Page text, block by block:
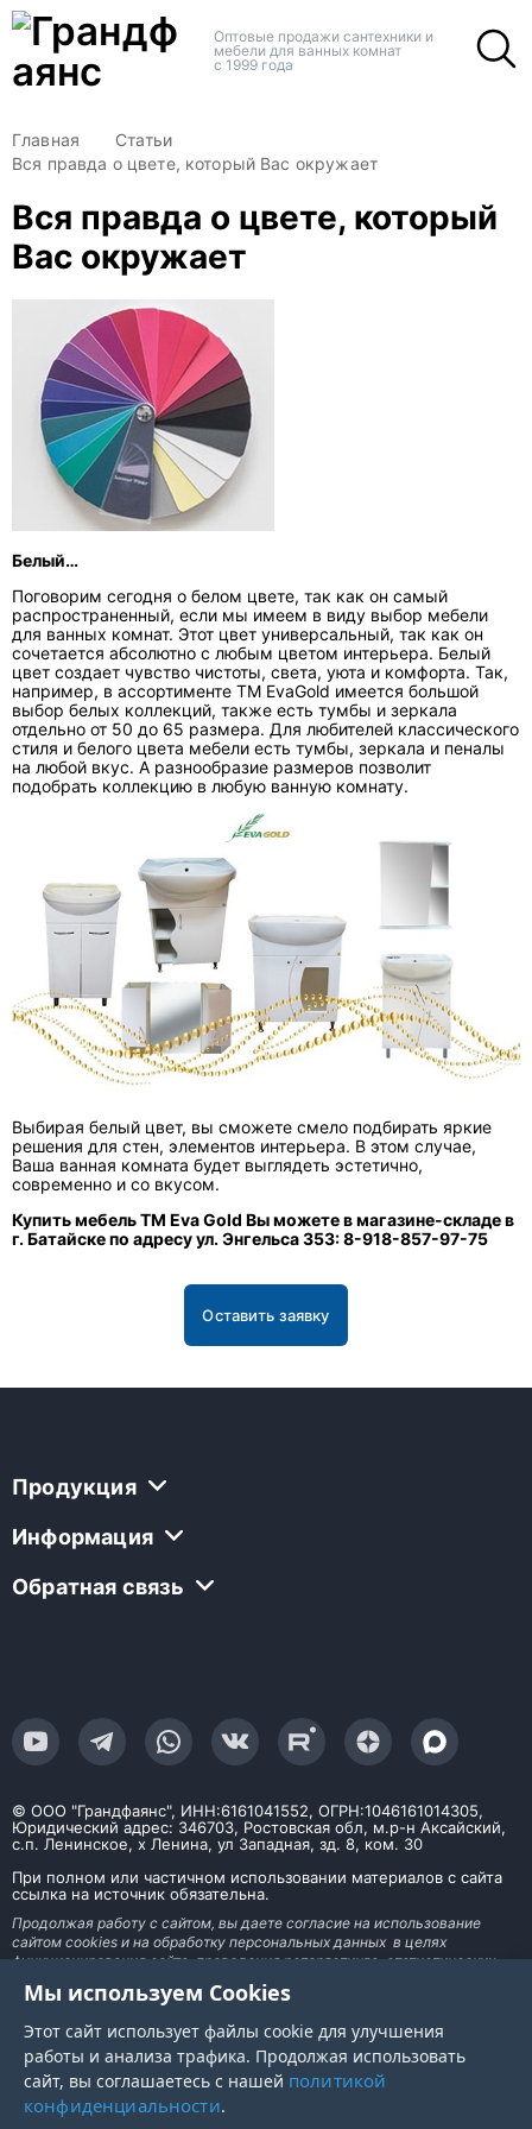
Оптовые продажи сантехники и
мебели для ванных комнат
с 1999 года
Главная
Статьи
Вся правда о цвете, который Вас окружает
Вся правда о цвете, который
Вас окружает
Белый…
Поговорим сегодня о белом цвете, так как он самый
распространенный, если мы имеем в виду выбор мебели
для ванных комнат. Этот цвет универсальный, так как он
сочетается абсолютно с любым цветом интерьера. Белый
цвет создает чувство чистоты, света, уюта и комфорта. Так,
например, в ассортименте ТМ EvaGold имеется большой
выбор белых коллекций, также есть тумбы и зеркала
отдельно от 50 до 65 размера. Для любителей классического
стиля и белого цвета мебели есть тумбы, зеркала и пеналы
на любой вкус. А разнообразие размеров позволит
подобрать коллекцию в любую ванную комнату.
Выбирая белый цвет, вы сможете смело подбирать яркие
решения для стен, элементов интерьера. В этом случае,
Ваша ванная комната будет выглядеть эстетично,
современно и со вкусом.
Купить мебель ТМ Еva Gold Вы можете в магазине-складе в
г. Батайске по адресу ул. Энгельса 353: 8-918-857-97-75
Оставить заявку
Продукция
Информация
Обратная связь
© ООО "Грандфаянс", ИНН:6161041552, ОГРН:1046161014305,
Юридический адрес: 346703, Ростовская обл, м.р-н Аксайский,
с.п. Ленинское, х Ленина, ул Западная, зд. 8, ком. 30
При полном или частичном использовании материалов с сайта
ссылка на источник обязательна.
Продолжая работу с сайтом, вы даете согласие на использование
сайтом cookies и на обработку персональных данных в целях
функционирования сайта, проведения ретаргетинга, статистических
рекламной информации на основе ваших предпочтений и интересов. На
Мы используем Cookies
Этот сайт использует файлы cookie для улучшения
работы и анализа трафика. Продолжая использовать
сайт, вы соглашаетесь с нашей политикой
конфиденциальности.